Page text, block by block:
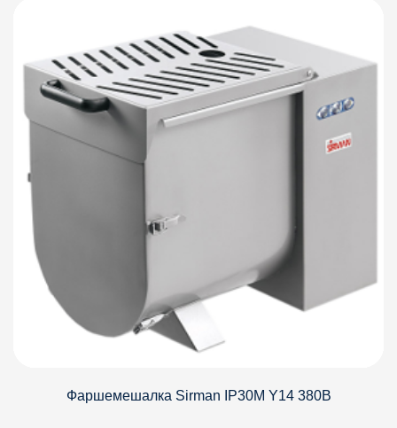
Фаршемешалка Sirman IP30M Y14 380В